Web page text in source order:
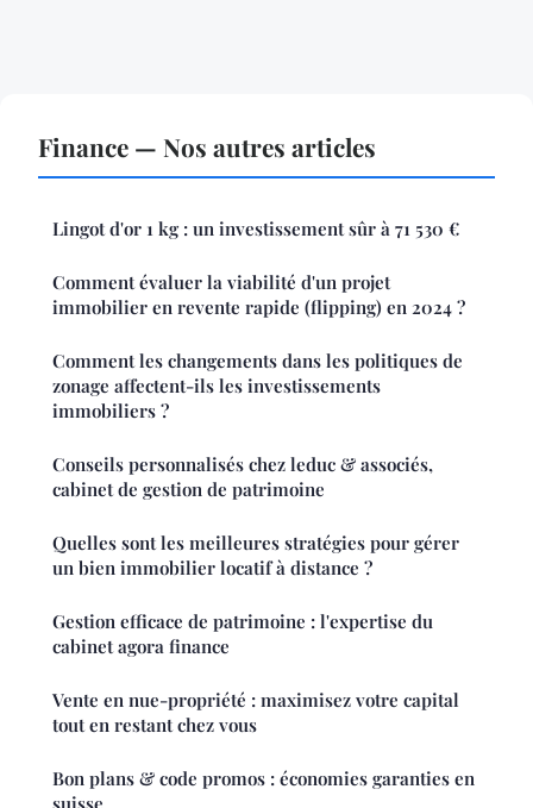
Finance — Nos autres articles
Lingot d'or 1 kg : un investissement sûr à 71 530 €
Comment évaluer la viabilité d'un projet
immobilier en revente rapide (flipping) en 2024 ?
Comment les changements dans les politiques de
zonage affectent-ils les investissements
immobiliers ?
Conseils personnalisés chez leduc & associés,
cabinet de gestion de patrimoine
Quelles sont les meilleures stratégies pour gérer
un bien immobilier locatif à distance ?
Gestion efficace de patrimoine : l'expertise du
cabinet agora finance
Vente en nue-propriété : maximisez votre capital
tout en restant chez vous
Bon plans & code promos : économies garanties en
suisse